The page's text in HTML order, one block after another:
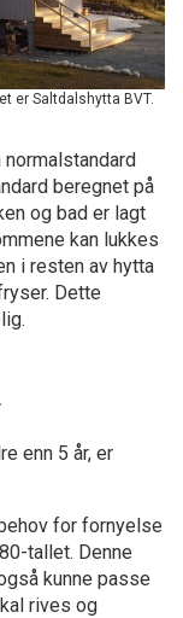
er Saltdalshytta BVT.
beregnet på
og bad er lagt
kan lukkes
i resten av hytta
Dette
enn 5 år, er
for fornyelse
tallet. Denne
kunne passe
rives og